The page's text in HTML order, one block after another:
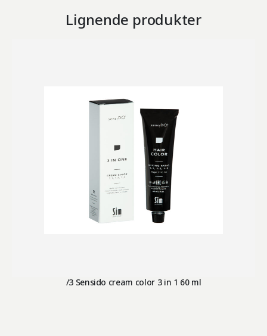
Lignende produkter
/3 Sensido cream color 3 in 1 60 ml